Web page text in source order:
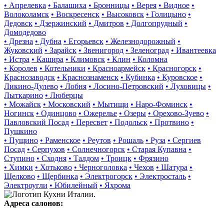
• Апрелевка • Балашиха • Бронницы • Верея • Видное •
Волоколамск • Воскресенск • Высоковск • Голицыно •
Дедовск • Дзержинский • Дмитров • Долгопрудный •
Домодедово
• Дрезна • Дубна • Егорьевск • Железнодорожный •
Жуковский • Зарайск • Звенигород • Зеленоград • Ивантеевка
• Истра • Кашира • Климовск • Клин • Коломна
• Королев • Котельники • Красноармейск • Красногорск •
Краснозаводск • Краснознаменск • Кубинка • Куровское •
Ликино-Дулево • Лобня • Лосино-Петровский • Луховицы •
Лыткарино • Люберцы
• Можайск • Московский • Мытищи • Наро-Фоминск •
Ногинск • Одинцово • Ожерелье • Озеры • Орехово-Зуево •
Павловский Посад • Пересвет • Подольск • Протвино •
Пушкино
• Пущино • Раменское • Реутов • Рошаль • Руза • Сергиев
Посад • Серпухов • Солнечногорск • Старая Купавна •
Ступино • Сходня • Талдом • Троицк • Фрязино
• Химки • Хотьково • Черноголовка • Чехов • Шатура •
Щелково • Щербинка • Электрогорск • Электросталь •
Электроугли • Юбилейный • Яхрома
Адреса салонов: